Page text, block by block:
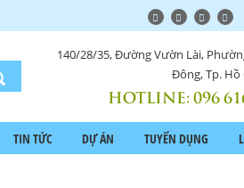
140/28/35, Đường Vườn Lài,
Đông, Tp. Hồ
HOTLINE:096
TIN TỨC DỰ ÁN TUYỂN DỤNG